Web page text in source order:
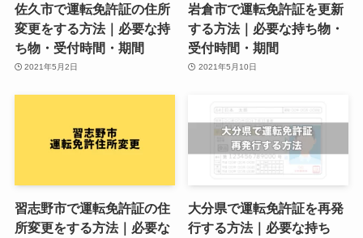
佐久市で運転免許証の住所
変更をする方法｜必要な持
ち物・受付時間・期間
2021年5月2日
岩倉市で運転免許証を更新
する方法｜必要な持ち物・
受付時間・期間
2021年5月10日
習志野市で運転免許証の住
所変更をする方法｜必要な
大分県で運転免許証を再発
行する方法｜必要な持ち